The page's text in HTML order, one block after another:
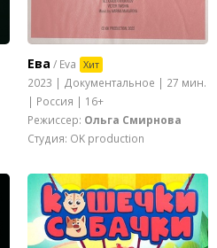
Ева / Eva Хит
2023 | Документальное | 27 мин.
| Россия | 16+
Режиссер: Ольга Смирнова
Студия: OK production